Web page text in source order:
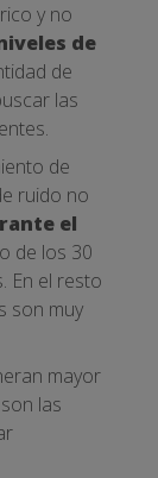
y no
de
de
las
de
ruido no
el
de los 30
En el resto
son muy
mayor
las